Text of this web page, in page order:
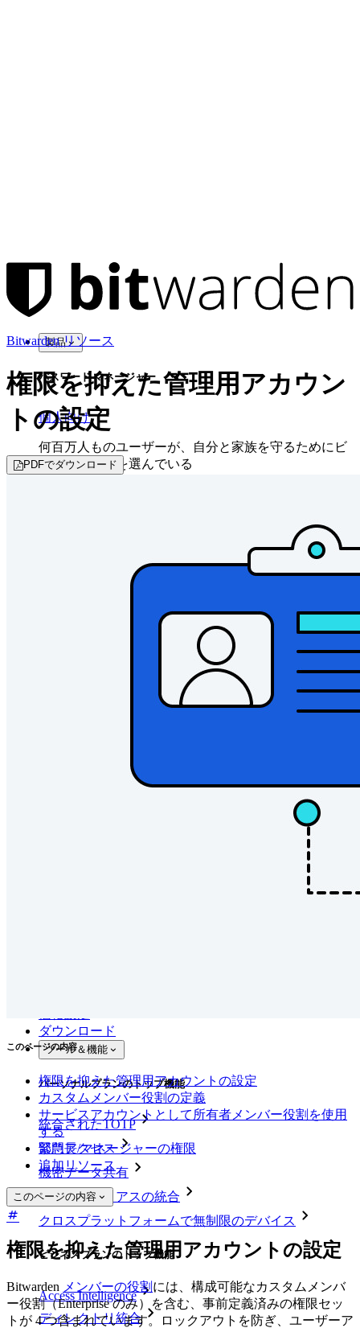
製品
パスワード マネージャー
個人向け
何百万人ものユーザーが、自分と家族を守るためにビ
ットワーデンを選んでいる
数え切れないほどの企業やビジネスが、自社の利益を
確保するためにビットワルデンを選んでいます。
シークレットマネージャーを見る
開発、DevOps、ITチームのためのエンドツーエンド暗
Passwordless.dev とパスキー
わずか数行のコードでパスキーの機能などをアンロッ
ダウンロード
ツール＆機能
パーソナルプランのトップ機能
統合されたTOTP
緊急アクセス
機密データ共有
メールエイリアスの統合
クロスプラットフォームで無制限のデバイス
ビジネスプランのトップ機能
Access Intelligence
ディレクトリ統合
Bitwarden リソース
権限を抑えた管理用アカウン
トの設定
PDFでダウンロード
このページの内容
権限を抑えた管理用アカウントの設定
カスタムメンバー役割の定義
サービスアカウントとして所有者メンバー役割を使用
する
部門長/マネージャーの権限
追加リソース
このページの内容
権限を抑えた管理用アカウントの設定
Bitwarden メンバーの役割 には、構成可能なカスタムメンバ
ー役割（Enterprise のみ）を含む、事前定義済みの権限セッ
トが 4 つ含まれています。ロックアウトを防ぎ、ユーザーア